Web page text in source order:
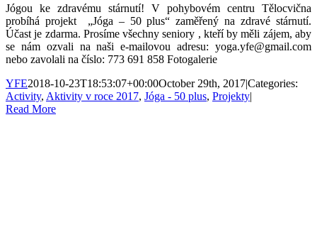
Jógou ke zdravému stárnutí! V pohybovém centru Tělocvična
probíhá projekt „Jóga – 50 plus“ zaměřený na zdravé stárnutí.
Účast je zdarma. Prosíme všechny seniory , kteří by měli zájem, aby
se nám ozvali na naši e-mailovou adresu: yoga.yfe@gmail.com
nebo zavolali na číslo: 773 691 858 Fotogalerie
YFE2018-10-23T18:53:07+00:00October 29th, 2017|Categories:
Activity, Aktivity v roce 2017, Jóga - 50 plus, Projekty|
Read More